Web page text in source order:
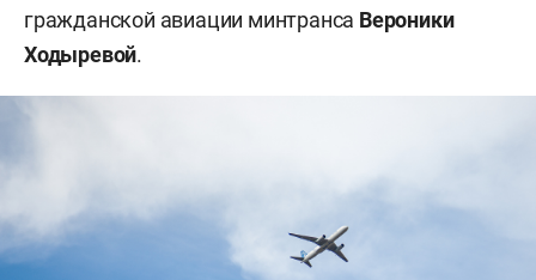
гражданской авиации минтранса Вероники
Ходыревой.